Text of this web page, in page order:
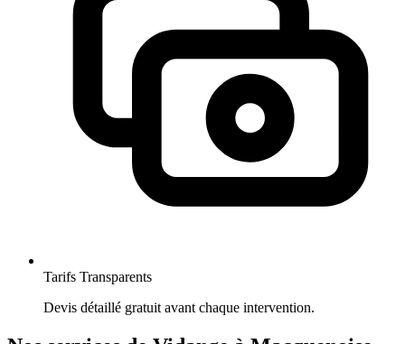
Tarifs Transparents
Devis détaillé gratuit avant chaque intervention.